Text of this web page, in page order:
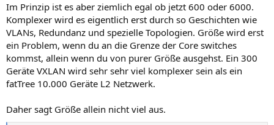
Im Prinzip ist es aber ziemlich egal ob jetzt 600 oder 6000.
Komplexer wird es eigentlich erst durch so Geschichten wie
VLANs, Redundanz und spezielle Topologien. Größe wird erst
ein Problem, wenn du an die Grenze der Core switches
kommst, allein wenn du von purer Größe ausgehst. Ein 300
Geräte VXLAN wird sehr sehr viel komplexer sein als ein
fatTree 10.000 Geräte L2 Netzwerk.
Daher sagt Größe allein nicht viel aus.